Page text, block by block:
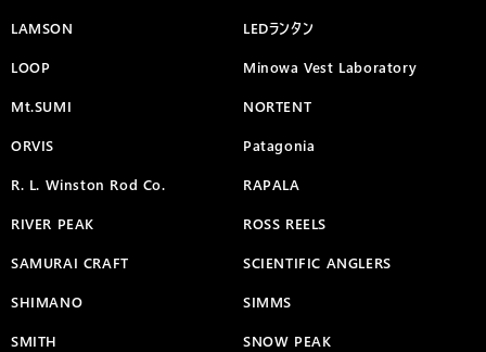
LAMSON LEDランタン
LOOP Minowa Vest Laboratory
Mt.SUMI NORTENT
ORVIS Patagonia
R. L. Winston Rod Co. RAPALA
RIVER PEAK ROSS REELS
SAMURAI CRAFT SCIENTIFIC ANGLERS
SHIMANO SIMMS
SMITH SNOW PEAK